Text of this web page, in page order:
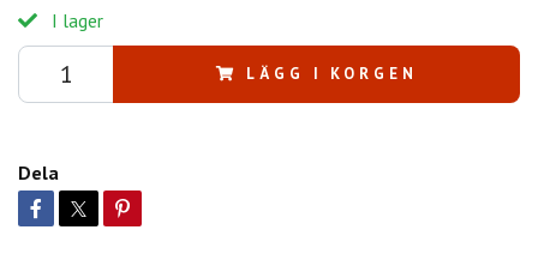
I lager
LÄGG I KORGEN
Dela